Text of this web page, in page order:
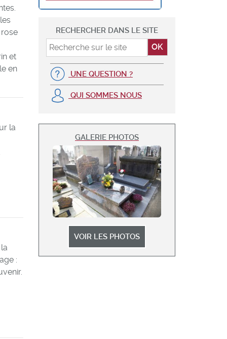
et
en
la
:
RECHERCHER DANS LE SITE
UNE QUESTION ?
QUI SOMMES NOUS
GALERIE PHOTOS
VOIR LES PHOTOS